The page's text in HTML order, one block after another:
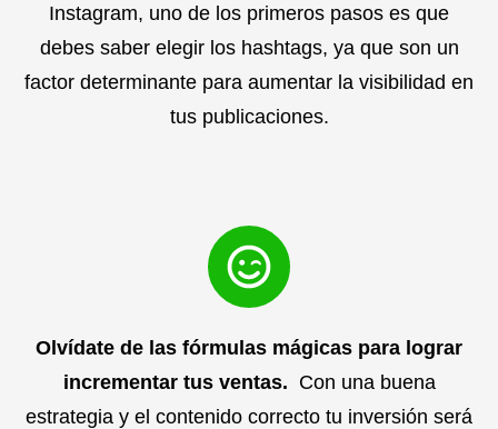
Instagram, uno de los primeros pasos es que
debes saber elegir los hashtags, ya que son un
factor determinante para aumentar la visibilidad en
tus publicaciones.
Olvídate de las fórmulas mágicas para lograr
incrementar tus ventas. Con una buena
estrategia y el contenido correcto tu inversión será